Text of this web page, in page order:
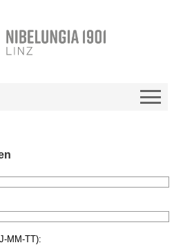
MM-TT):